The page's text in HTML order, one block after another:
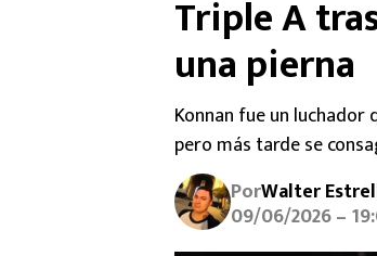
Chivas de Guadalajara
Liga MX Femenil
Real Madrid
Barcelona
Triple A
una pierna
Konnan fue un
pero más tarde se
PorWalter
09/06/2026 –